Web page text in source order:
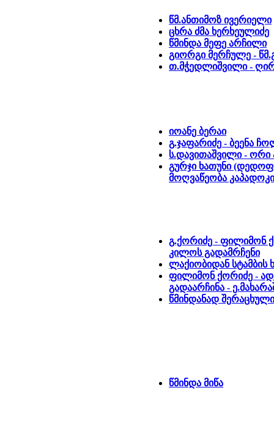
წმ.ანთიმოზ ივერიელი
ცხრა ძმა ხერხეულიძე
წმინდა მეფე არჩილი
გიორგი მერჩულე -
თ.მჭედლიშვილი -
იოანე ბერაი
გ.ჯაფარიძე - ბეენა
ს.დავითაშვილი - ორი
გურჯი ხათუნი
მოღვაწეობა
გ.ქორიძე - ფილიმონ
კილოს გადამრჩენი
ლაქიობიდან სტამბის
ფილიმონ ქორიძე -
გადაარჩინა -
წმინდანად
წმინდა მიწა